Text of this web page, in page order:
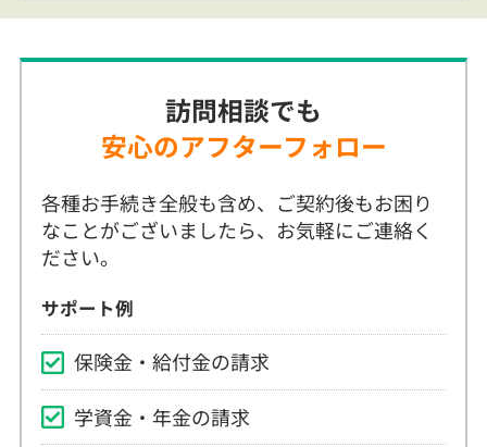
各種お手続き全般も含め、ご契約後もお困り
なことがございましたら、お気軽にご連絡く
ださい。
サポート例
保険金・給付金の請求
学資金・年金の請求
契約情報の変更（住所、氏名、名義 等）